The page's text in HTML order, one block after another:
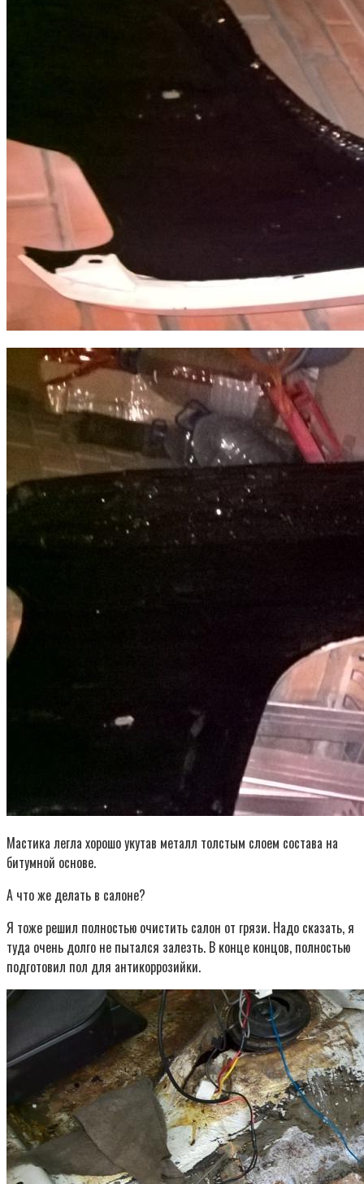
Мастика легла хорошо укутав металл толстым слоем состава на
битумной основе.
А что же делать в салоне?
Я тоже решил полностью очистить салон от грязи. Надо сказать, я
туда очень долго не пытался залезть. В конце концов, полностью
подготовил пол для антикоррозийки.